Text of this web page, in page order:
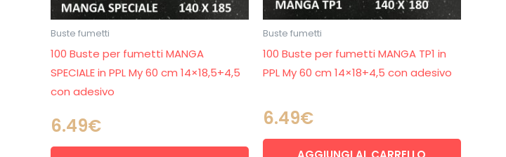
Buste fumetti
100 Buste per fumetti MANGA
SPECIALE in PPL My 60 cm 14×18,5+4,5
con adesivo
6.49€
Buste fumetti
100 Buste per fumetti MANGA TP1 in
PPL My 60 cm 14×18+4,5 con adesivo
6.49€